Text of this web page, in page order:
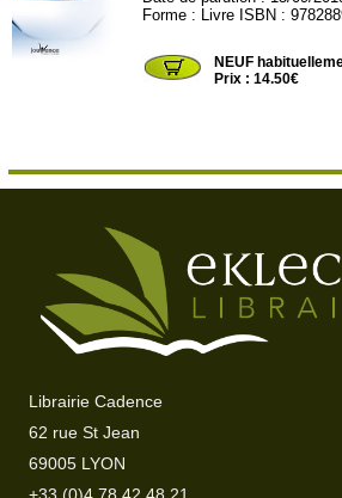
Forme : Livre ISBN :
NEUF
Prix : 14.50€
Librairie Cadence
62 rue St Jean
69005 LYON